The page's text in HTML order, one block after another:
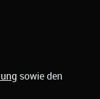
sowie den